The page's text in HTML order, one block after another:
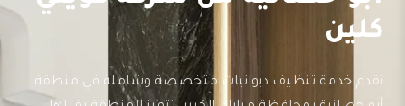
كلين
نقدم خدمة تنظيف ديوانيات متخصصة وشاملة في منطقة